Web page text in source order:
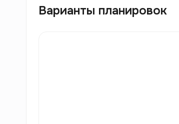
Варианты планировок